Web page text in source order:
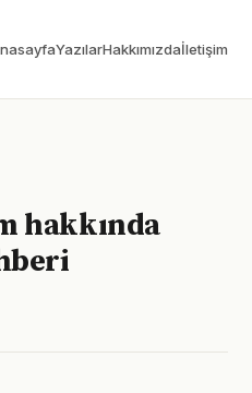
YazılarHakkımızdaİletişim
hakkında